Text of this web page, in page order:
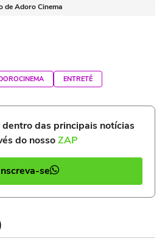
de Adoro Cinema
ENTRETÊ
das principais notícias
do nossoZAP
se